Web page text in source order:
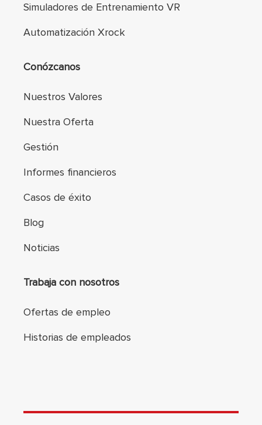
Simuladores de Entrenamiento VR
Automatización Xrock
Conózcanos
Nuestros Valores
Nuestra Oferta
Gestión
Informes financieros
Casos de éxito
Blog
Noticias
Trabaja con nosotros
Ofertas de empleo
Historias de empleados